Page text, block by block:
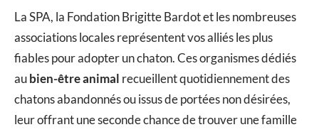
La SPA, la Fondation Brigitte Bardot et les nombreuses
associations locales représentent vos alliés les plus
fiables pour adopter un chaton. Ces organismes dédiés
aubien-être animal recueillent quotidiennement des
chatons abandonnés ou issus de portées non désirées,
leur offrant une seconde chance de trouver une famille